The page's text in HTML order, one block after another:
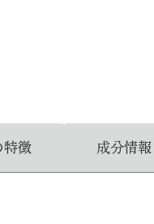
特徴 成分情報